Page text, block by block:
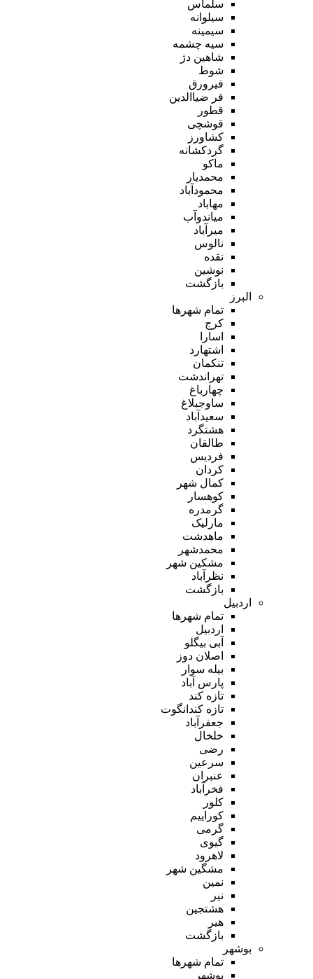
سلماس
سیلوانه
سیمینه
سیه چشمه
شاهین دژ
شوط
فیرورق
قر ضیاالدین
قطور
قوشچی
کشاورز
گردکشانه
ماکو
محمدیار
محمودآباد
مهاباد
میاندوآب
میرآباد
نالوس
نقده
نوشین
بازگشت
البرز
تمام شهر‌ها
کرج
اسارا
اشتهارد
تنکمان
تهراندشت
چهارباغ
ساوجبلاغ
سعیدآباد
هشتگرد
طالقان
فردیس
کردان
کمال شهر
کوهسار
گرمدره
مارلیک
ماهدشت
محمدشهر
مشکین شهر
نظرآباد
بازگشت
اردبیل
تمام شهر‌ها
اردبیل
آبی بیگلو
اصلان دوز
بیله سوار
پارس آباد
تازه کند
تازه کندانگوت
جعفرآباد
خلخال
رضی
سرعین
عنبران
فخرآباد
کلور
کوراییم
گرمی
گیوی
لاهرود
مشگین شهر
نمین
نیر
هشتجین
هیر
بازگشت
بوشهر
تمام شهر‌ها
بوشهر